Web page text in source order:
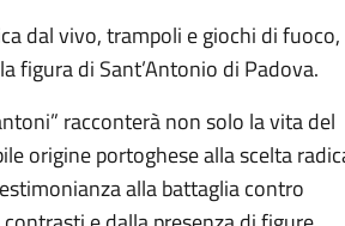
dal vivo, trampoli e giochi di fuoco,
figura di Sant’Antonio di Padova.
racconterà non solo la vita del
origine portoghese alla scelta
alla battaglia contro